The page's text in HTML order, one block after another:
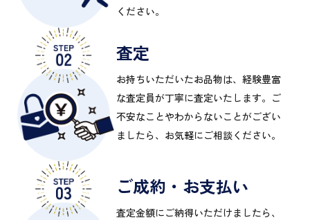
ください。
査定
お持ちいただいたお品物は、経験豊富
な査定員が丁寧に査定いたします。ご
不安なことやわからないことがござい
ましたら、お気軽にご相談ください。
ご成約・お支払い
査定金額にご納得いただけましたら、